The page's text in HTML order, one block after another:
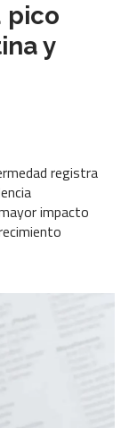
pico
y
registra
impacto